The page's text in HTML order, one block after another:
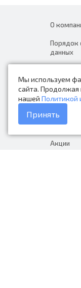
Мы используем
сайта. Продолжая
нашей Политикой
Принять
О
Порядок
данных
Контакты
Каталог
Доставка
Акции